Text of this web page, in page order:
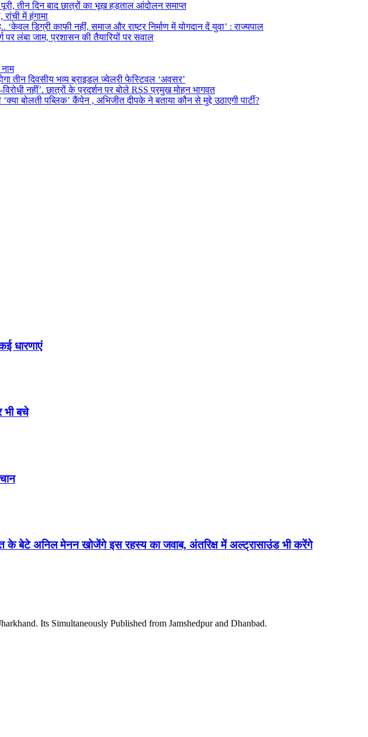
पूरी, तीन दिन बाद छात्रों का भूख हड़ताल आंदोलन समाप्त
में हंगामा
‘केवल डिग्री काफी नहीं, समाज और राष्ट्र निर्माण में योगदान दें युवा’ : राज्यपाल
पर लंबा जाम, प्रशासन की तैयारियों पर सवाल
तीन दिवसीय भव्य ब्राइडल ज्वेलरी फेस्टिवल ‘अवसर’
नहीं’. छात्रों के प्रदर्शन पर बोले RSS प्रमुख मोहन भागवत
बोलती पब्लिक’ कैंपेन , अभिजीत दीपके ने बताया कौन से मुद्दे उठाएगी पार्टी?
धारणाएं
भी बचे
के बेटे अनिल मेनन खोजेंगे इस रहस्य का जवाब, अंतरिक्ष में अल्ट्रासाउंड भी करेंगे
Its Simultaneously Published from Jamshedpur and Dhanbad.